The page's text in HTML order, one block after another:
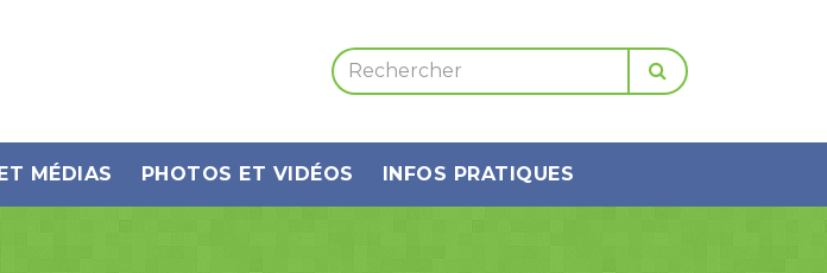
MÉDIAS PHOTOS ET VIDÉOS INFOS PRATIQUES